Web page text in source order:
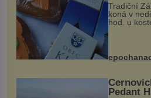
Tradiční
koná v
hod. u
Kly u
Pedant